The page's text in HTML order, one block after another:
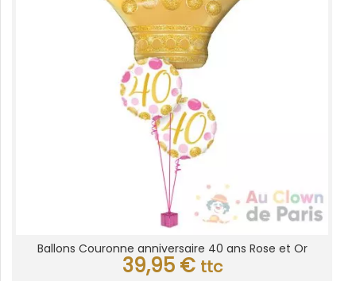
Ballons Couronne anniversaire 40 ans Rose et Or
39,95 € ttc